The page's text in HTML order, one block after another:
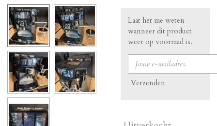
Laat het me weten
wanneer dit product
weer op voorraad is.
Verzenden